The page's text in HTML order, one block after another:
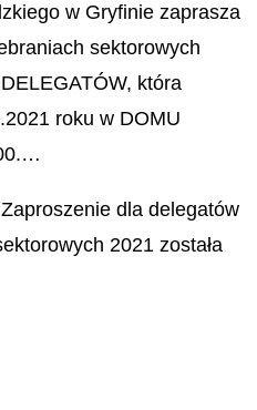
w Gryfinie zaprasza
sektorowych
która
roku w DOMU
Zaproszenie dla delegatów
2021 została